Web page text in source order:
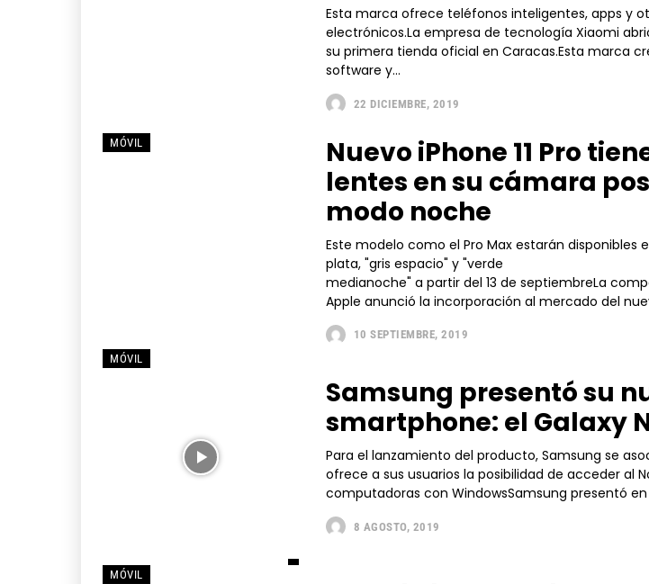
Esta marca ofrece teléfonos inteligentes, apps y
electrónicos.La empresa de tecnología Xiaomi
su primera tienda oficial en Caracas.Esta marca
software y...
22 DICIEMBRE, 2019
MÓVIL
Nuevo iPhone 11 Pro
lentes en su cámara
modo noche
Este modelo como el Pro Max estarán disponibles
plata, "gris espacio" y "verde
medianoche" a partir del 13 de septiembreLa
Apple anunció la incorporación al mercado del
10 SEPTIEMBRE, 2019
MÓVIL
Samsung presentó su
smartphone: el Galaxy
Para el lanzamiento del producto, Samsung se
ofrece a sus usuarios la posibilidad de acceder al
computadoras con WindowsSamsung presentó en
8 AGOSTO, 2019
MÓVIL